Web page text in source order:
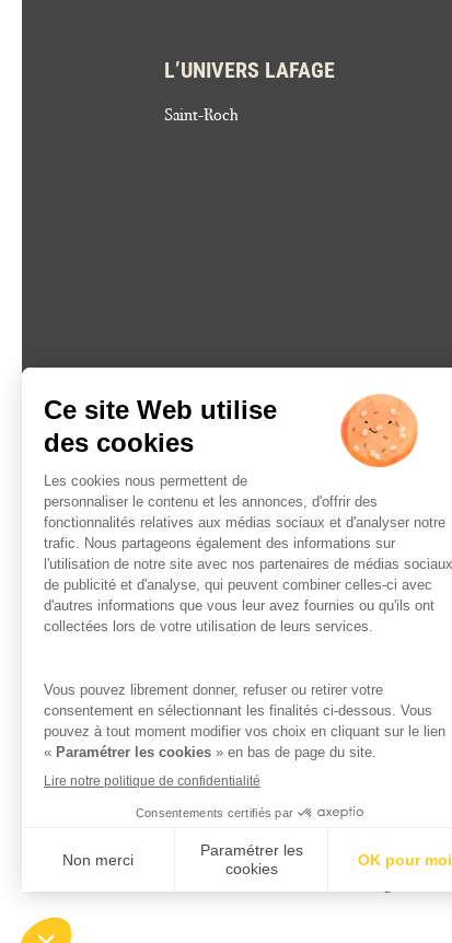
L’UNIVERS LAFAGE
Saint-Roch
L’ABUS D’ALCOOL